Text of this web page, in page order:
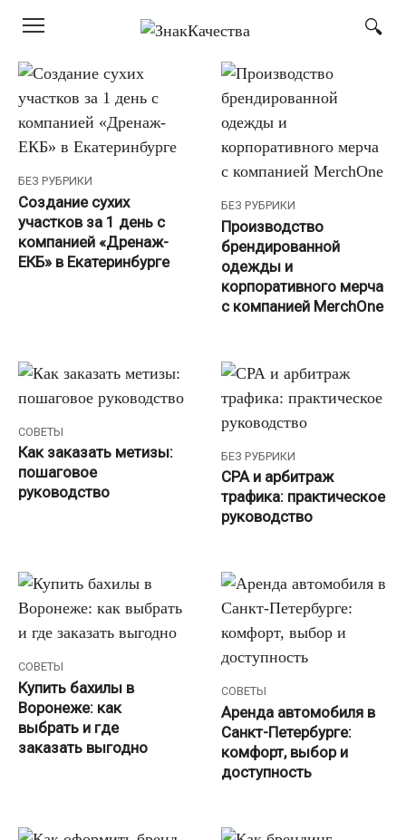
контенту
БЕЗ РУБРИКИ
Создание сухих
участков за 1 день с
компанией «Дренаж-
ЕКБ» в Екатеринбурге
БЕЗ РУБРИКИ
Производство
брендированной
одежды и
корпоративного мерча
с компанией MerchOne
СОВЕТЫ
Как заказать метизы:
пошаговое
руководство
БЕЗ РУБРИКИ
СРА и арбитраж
трафика: практическое
руководство
СОВЕТЫ
Купить бахилы в
Воронеже: как
выбрать и где
заказать выгодно
СОВЕТЫ
Аренда автомобиля в
Санкт-Петербурге:
комфорт, выбор и
доступность